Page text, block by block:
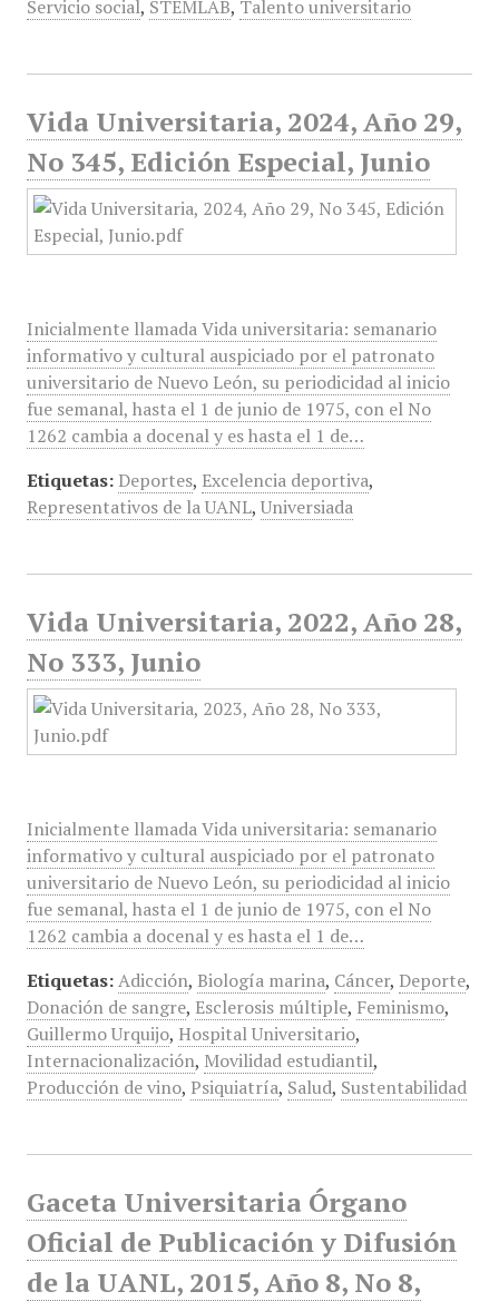
Servicio social, STEMLAB, Talento universitario
Vida Universitaria, 2024, Año 29,
No 345, Edición Especial, Junio
Inicialmente llamada Vida universitaria: semanario
informativo y cultural auspiciado por el patronato
universitario de Nuevo León, su periodicidad al inicio
fue semanal, hasta el 1 de junio de 1975, con el No
1262 cambia a docenal y es hasta el 1 de…
Etiquetas: Deportes, Excelencia deportiva,
Representativos de la UANL, Universiada
Vida Universitaria, 2022, Año 28,
No 333, Junio
Inicialmente llamada Vida universitaria: semanario
informativo y cultural auspiciado por el patronato
universitario de Nuevo León, su periodicidad al inicio
fue semanal, hasta el 1 de junio de 1975, con el No
1262 cambia a docenal y es hasta el 1 de…
Etiquetas: Adicción, Biología marina, Cáncer, Deporte,
Donación de sangre, Esclerosis múltiple, Feminismo,
Guillermo Urquijo, Hospital Universitario,
Internacionalización, Movilidad estudiantil,
Producción de vino, Psiquiatría, Salud, Sustentabilidad
Gaceta Universitaria Órgano
Oficial de Publicación y Difusión
de la UANL, 2015, Año 8, No 8,